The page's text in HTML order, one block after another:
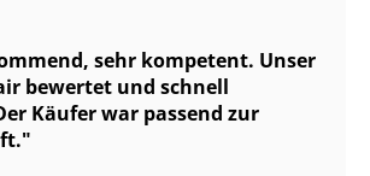
sehr kompetent. Unser
bewertet und schnell
Käufer war passend zur